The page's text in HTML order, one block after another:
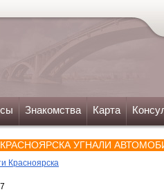
Знакомства Карта
УГНАЛИ
Красноярска